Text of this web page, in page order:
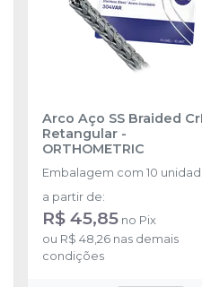
Arco Aço SS Braided
Retangular -
ORTHOMETRIC
Embalagem com 10
a partir de:
R$ 45,85 no Pix
ou R$ 48,26 nas demais
condições